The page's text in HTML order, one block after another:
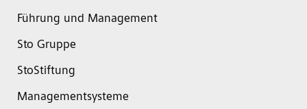
Führung und Management
Sto Gruppe
StoStiftung
Managementsysteme